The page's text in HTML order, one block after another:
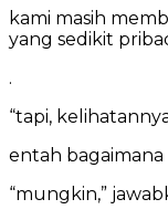
kami masih
yang sedikit
.
“tapi,
entah
“mungkin,”